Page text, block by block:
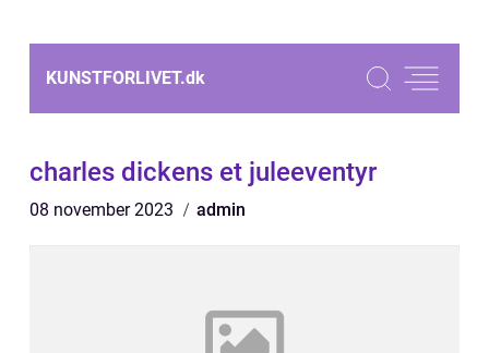
KUNSTFORLIVET.dk
charles dickens et juleeventyr
08 november 2023 admin